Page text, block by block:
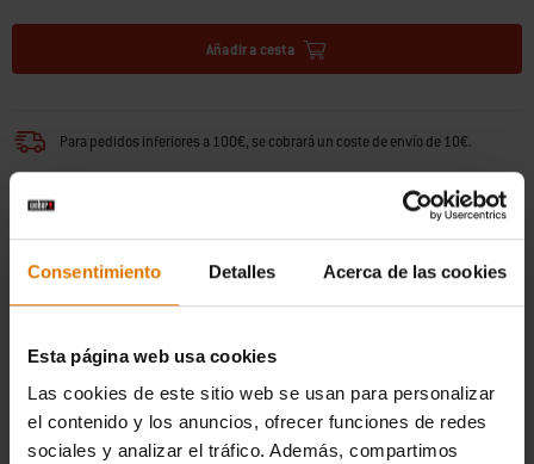
Consentimiento Detalles Acerca de las cookies
Esta página web usa cookies
Las cookies de este sitio web se usan para personalizar
el contenido y los anuncios, ofrecer funciones de redes
sociales y analizar el tráfico. Además, compartimos
Añadir a cesta
Para pedidos inferiores a 100€, se cobrará un coste de envío de 10€.
Los paquetes de más de 31,5 kg se entregarán entre 6 y 9 días hábiles desde
entregarán en 6-9 días hábiles. Las entregas se realizan en días laborables.
(Más información)
Devoluciones gratis
Busca un distribuidor